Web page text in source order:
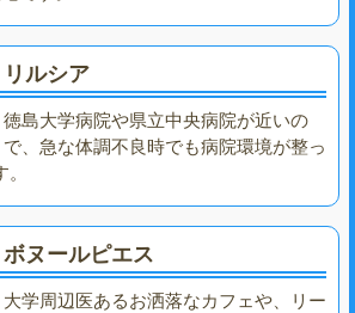
リルシア
徳島大学病院や県立中央病院が近いの
で、急な体調不良時でも病院環境が整っ
ボヌールピエス
大学周辺医あるお洒落なカフェや、リー